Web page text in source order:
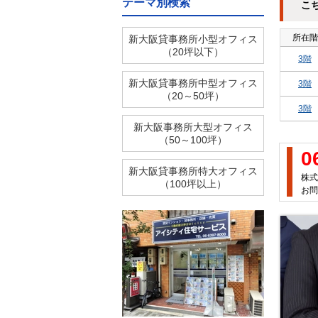
こ
所在階
3階
3階
3階
株
お
テーマ別検索
新大阪貸事務所小型オフィス
（20坪以下）
新大阪貸事務所中型オフィス
（20～50坪）
新大阪事務所大型オフィス
（50～100坪）
新大阪貸事務所特大オフィス
（100坪以上）